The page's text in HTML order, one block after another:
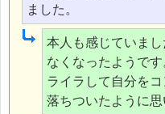
ました。
本人も感じていま
なくなったようで
ライラして自分を
落ちついたように思